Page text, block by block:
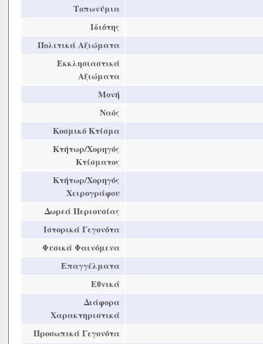
Τοπωνύμια
Ιδιότης
Πολιτικά Αξιώματα
Εκκλησιαστικά
Αξιώματα
Μονή
Ναός
Κοσμικό Κτίσμα
Κτήτωρ/Χορηγός
Κτίσματος
Κτήτωρ/Χορηγός
Χειρογράφου
Δωρεά Περιουσίας
Ιστορικά Γεγονότα
Φυσικά Φαινόμενα
Επαγγέλματα
Εθνικά
Διάφορα
Χαρακτηριστικά
Προσωπικά Γεγονότα